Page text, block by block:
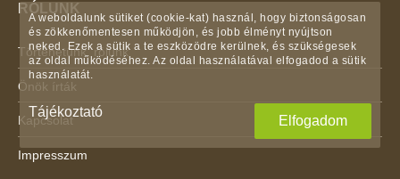
RÓLUNK
Történetünk, rólunk
Önök írták
Kapcsolat
Impresszum
A weboldalunk sütiket (cookie-kat) használ, hogy biztonságosan
és zökkenőmentesen működjön, és jobb élményt nyújtson
neked. Ezek a sütik a te eszközödre kerülnek, és szükségesek
az oldal működéséhez. Az oldal használatával elfogadod a sütik
használatát.
Tájékoztató
Elfogadom